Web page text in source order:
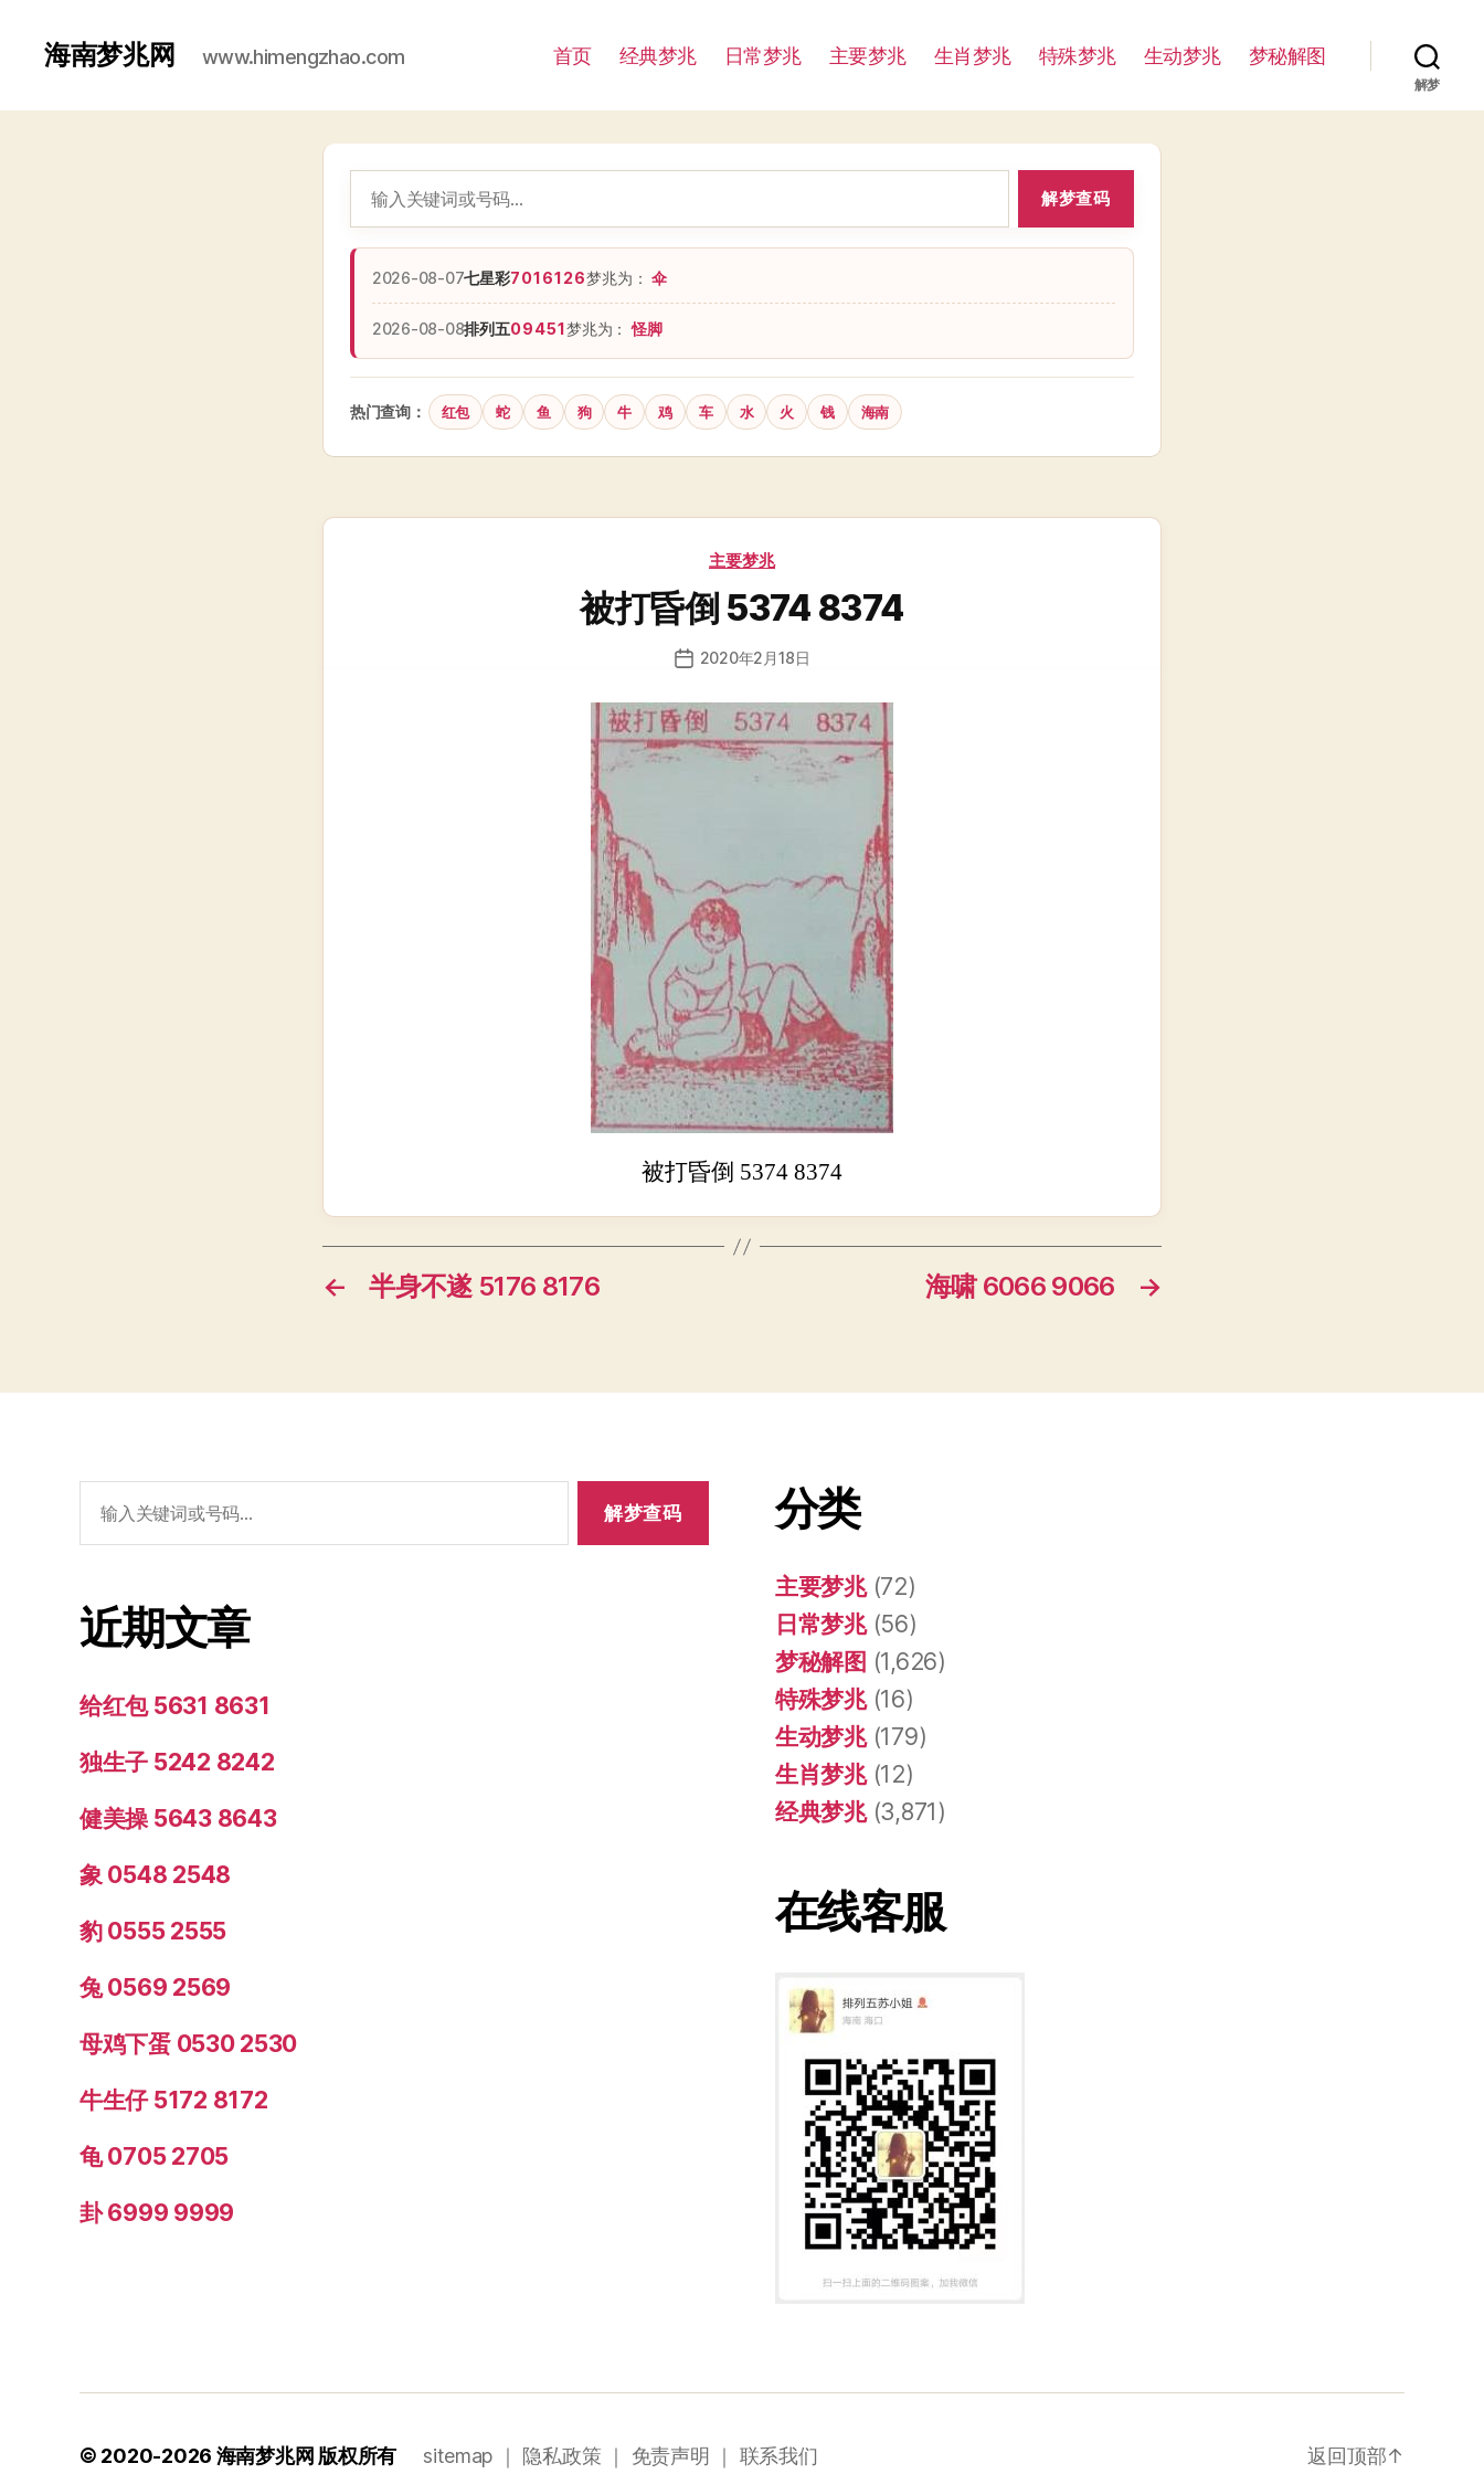
海南梦兆网 www.himengzhao.com 首页 经典梦兆 日常梦兆 主要梦兆 生肖梦兆 特殊梦兆 生动梦兆 梦秘解图
解梦
解梦查码
2026-08-07七星彩7016126梦兆为：伞
2026-08-08排列五09451梦兆为：怪脚
热门查询： 红包 蛇 鱼 狗 牛 鸡 车 水 火 钱 海南
分
主要梦兆
被打昏倒 5374 8374
发
日
期
2020年2月18日
被打昏倒 5374 8374
← 半身不遂 5176 8176 →
海啸 6066 9066
索：
近期文章
给红包 5631 8631
独生子 5242 8242
健美操 5643 8643
象 0548 2548
豹 0555 2555
兔 0569 2569
母鸡下蛋 0530 2530
牛生仔 5172 8172
龟 0705 2705
卦 6999 9999
分类
主要梦兆(72)
日常梦兆(56)
梦秘解图 (1,626)
特殊梦兆(16)
生动梦兆(179)
生肖梦兆(12)
经典梦兆(3,871)
在线客服
© 2020-2026 海南梦兆网 版权所有 sitemap ｜ 隐私政策 ｜ 免责声明 ｜ 联系我们 返回顶部↑